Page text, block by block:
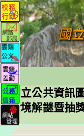
跳
轉
至
主
要
內
容
國立公共資訊
實境解謎暨抽